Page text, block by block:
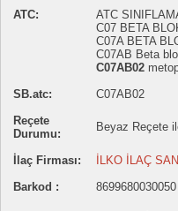
ATC:
ATC
C07 BETA
C07A BETA
C07AB Beta
C07AB02
SB.atc:
C07AB02
Reçete
Durumu:
Beyaz Reçete
İlaç Firması:
İLKO İLAÇ
Barkod :
8699680030050